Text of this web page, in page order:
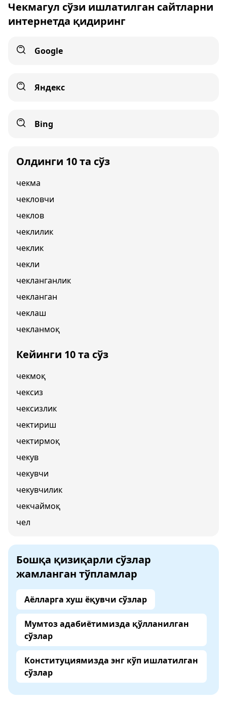
Чекмагул сўзи ишлатилган сайтларни
интернетда қидиринг
Google
Яндекс
Bing
Олдинги 10 та сўз
чекма
чекловчи
чеклов
чеклилик
чеклик
чекли
чекланганлик
чекланган
чеклаш
чекланмоқ
Кейинги 10 та сўз
чекмоқ
чексиз
чексизлик
чектириш
чектирмоқ
чекув
чекувчи
чекувчилик
чекчаймоқ
чел
Бошқа қизиқарли сўзлар
жамланган тўпламлар
Аёлларга хуш ёқувчи сўзлар
Мумтоз адабиётимизда қўлланилган
сўзлар
Конституциямизда энг кўп ишлатилган
сўзлар